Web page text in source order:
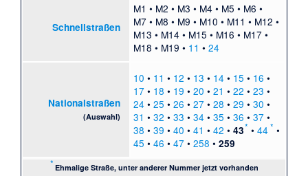
Schnellstraßen
M1 • M2 • M3 • M4• M5 • M6 •
M7• M8 • M9 • M10 • M11 • M12 •
M13 • M14• M15 • M16 • M17•
M18 • M19 • 11 • 24
Nationalstraßen
(Auswahl)
10 • 11 • 12 • 13 • 14• 15 • 16 •
17• 18 • 19 • 20 • 21 • 22 • 23 •
24• 25 • 26 • 27• 28 • 29 • 30 •
31 • 32 • 33 • 34• 35 • 36 • 37•
38 • 39 • 40 • 41 • 42 • 43* •44* •
45 • 46 • 47• 258 • 259
* Ehmalige Straße, unter anderer Nummer jetzt vorhanden